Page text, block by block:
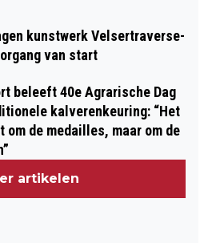
kunstwerk Velsertraverse-
van start
beleeft 40e Agrarische Dag
kalverenkeuring: “Het
om de medailles, maar om de
artikelen